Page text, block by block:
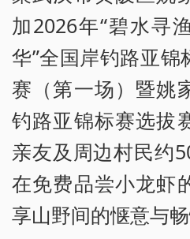
加2026年“碧水寻
华”全国岸钓路亚
赛（第一场）暨姚
钓路亚锦标赛选拔
亲友及周边村民约
在免费品尝小龙虾
享山野间的惬意与畅